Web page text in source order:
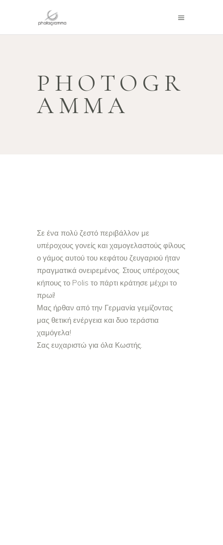
PHOTOGR
AMMA
Σε ένα πολύ ζεστό περιβάλλον με
υπέροχους γονείς και χαμογελαστούς φίλους
ο γάμος αυτού του κεφάτου ζευγαριού ήταν
πραγματικά ονειρεμένος. Στους υπέροχους
κήπους το Polis το πάρτι κράτησε μέχρι το
πρωί!
Μας ήρθαν από την Γερμανία γεμίζοντας
μας θετική ενέργεια και δυο τεράστια
χαμόγελα!
Σας ευχαριστώ για όλα Κωστής.